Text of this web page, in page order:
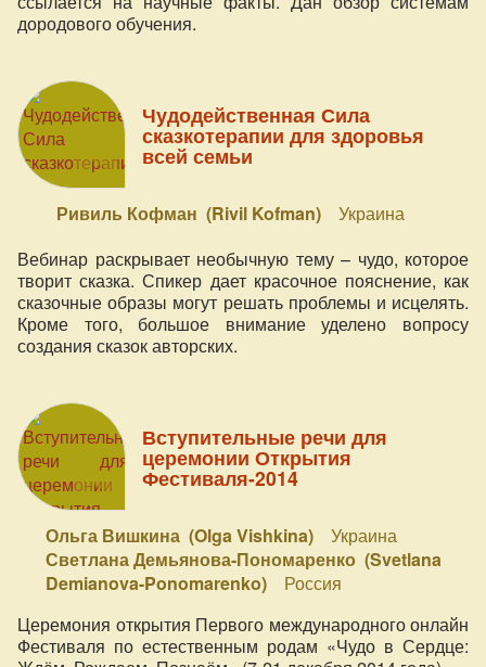
дородового обучения.
Чудодейственная Сила
сказкотерапии для здоровья
всей семьи
Ривиль Кофман (Rivil Kofman)
Украина
Вебинар раскрывает необычную тему – чудо, которое
творит сказка. Спикер дает красочное пояснение, как
сказочные образы могут решать проблемы и исцелять.
Кроме того, большое внимание уделено вопросу
создания сказок авторских.
Вступительные речи для
церемонии Открытия
Фестиваля-2014
Ольга Вишкина (Olga Vishkina)
Украина
Светлана Демьянова-Пономаренко (Svetlana
Demianova-Ponomarenko)
Россия
Церемония открытия Первого международного онлайн
Фестиваля по естественным родам «Чудо в Сердце: